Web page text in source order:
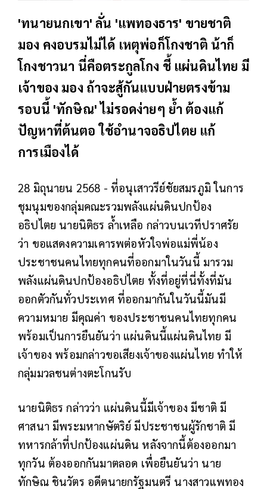
'ทนายนกเขา' ลั่น 'แพทองธาร' ขายชาติ
มอง คงอบรมไม่ได้ เหตุพ่อก็โกงชาติ น้าก็
โกงชาวนา นี่คือตระกูลโกง ชี้ แผ่นดินไทย มี
เจ้าของ มอง ถ้าจะสู้กันแบบฝ่ายตรงข้าม
รอบนี้ 'ทักษิณ' ไม่รอดง่ายๆ ย้ำ ต้องแก้
ปัญหาที่ต้นตอ ใช้อำนาจอธิปไตย แก้
การเมืองได้
28 มิถุนายน 2568 - ที่อนุเสาวรีย์ชัยสมรภูมิ ในการ
ชุมนุมของกลุ่มคณะรวมพลังแผ่นดินปกป้อง
อธิปไตย นายนิติธร ล้ำเหลือ กล่าวบนเวทีปราศรัย
ว่า ขอแสดงความเคารพต่อหัวใจพ่อแม่พี่น้อง
ประชาชนคนไทยทุกคนที่ออกมาในวันนี้ มารวม
พลังแผ่นดินปกป้องอธิปไตย ทั้งที่อยู่ที่นี่ทั้งที่มัน
ออกตัวกันทั่วประเทศ ที่ออกมากันในวันนี้มันมี
ความหมาย มีคุณค่า ของประชาชนคนไทยทุกคน
พร้อมเป็นการยืนยันว่า แผ่นดินนี้แผ่นดินไทย มี
เจ้าของ พร้อมกล่าวขอเสียงเจ้าของแผ่นไทย ทำให้
กลุ่มมวลชนต่างตะโกนรับ
นายนิติธร กล่าวว่า แผ่นดินนี้มีเจ้าของ มีชาติ มี
ศาสนา มีพระมหากษัตริย์ มีประชาชนผู้รักชาติ มี
ทหารกล้าที่ปกป้องแผ่นดิน หลังจากนี้ต้องออกมา
ทุกวัน ต้องออกกันมาตลอด เพื่อยืนยันว่า นาย
ทักษิณ ชินวัตร อดีตนายกรัฐมนตรี นางสาวแพทอง